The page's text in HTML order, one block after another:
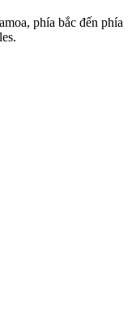
phía bắc đến phía